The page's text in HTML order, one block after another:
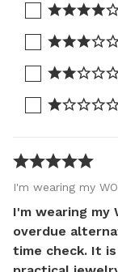
I'm wearing my
I'm wearing my
overdue
time check. It